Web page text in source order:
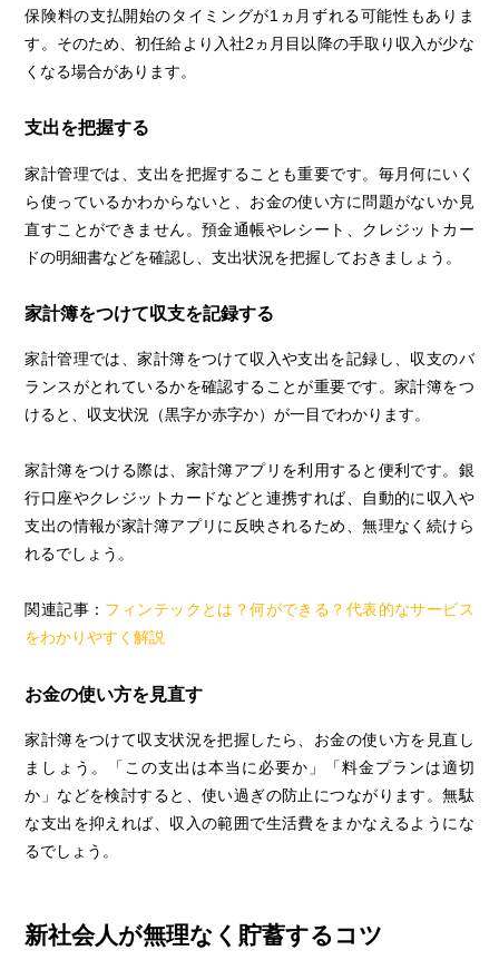
保険料の支払開始のタイミングが1ヵ月ずれる可能性もありま
す。そのため、初任給より入社2ヵ月目以降の手取り収入が少な
くなる場合があります。
支出を把握する
家計管理では、支出を把握することも重要です。毎月何にいく
ら使っているかわからないと、お金の使い方に問題がないか見
直すことができません。預金通帳やレシート、クレジットカー
ドの明細書などを確認し、支出状況を把握しておきましょう。
家計簿をつけて収支を記録する
家計管理では、家計簿をつけて収入や支出を記録し、収支のバ
ランスがとれているかを確認することが重要です。家計簿をつ
けると、収支状況（黒字か赤字か）が一目でわかります。
家計簿をつける際は、家計簿アプリを利用すると便利です。銀
行口座やクレジットカードなどと連携すれば、自動的に収入や
支出の情報が家計簿アプリに反映されるため、無理なく続けら
れるでしょう。
関連記事： フィンテックとは？何ができる？代表的なサービス
をわかりやすく解説
お金の使い方を見直す
家計簿をつけて収支状況を把握したら、お金の使い方を見直し
ましょう。「この支出は本当に必要か」「料金プランは適切
か」などを検討すると、使い過ぎの防止につながります。無駄
な支出を抑えれば、収入の範囲で生活費をまかなえるようにな
るでしょう。
新社会人が無理なく貯蓄するコツ